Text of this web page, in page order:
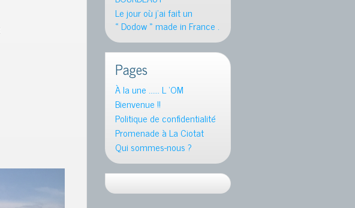
Le jour où j’ai fait un
« Dodow » made in France .
Pages
À la une …… L ‘OM
Bienvenue !!
Politique de confidentialité
Promenade à La Ciotat
Qui sommes-nous ?